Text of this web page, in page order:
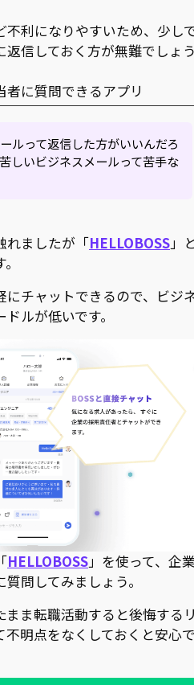
不利になりやすいため、少し
信しておく方が無難でしょ
に質問できるアプリ
ルって返信した方がいいんだろ
しいビジネスメールって苦手な
れましたが「HELLOBOSS」
にチャットできるので、ビジ
ルが低いです。
HELLOBOSS」を使って、企
問してみましょう。
まま転職活動すると後悔する
不明点をなくしておくと安心